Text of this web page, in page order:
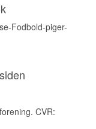
Fodbold-piger-
CVR: